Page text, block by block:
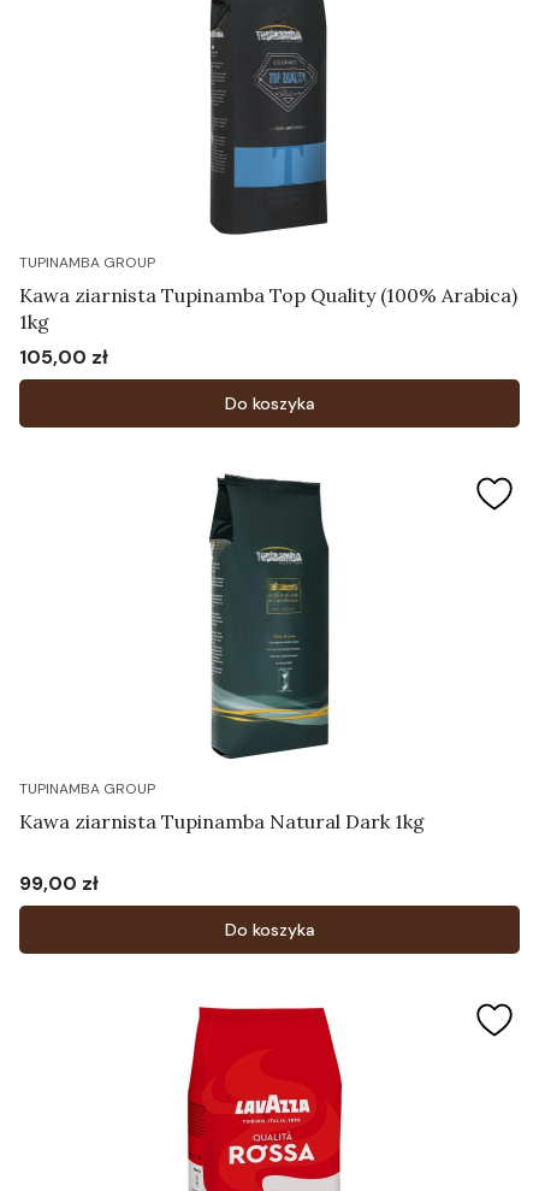
TUPINAMBA GROUP
Kawa ziarnista Tupinamba Top Quality (100% Arabica)
1kg
Cena
105,00 zł
Do koszyka
TUPINAMBA GROUP
Kawa ziarnista Tupinamba Natural Dark 1kg
Cena
99,00 zł
Do koszyka